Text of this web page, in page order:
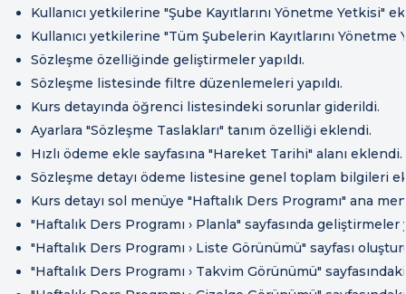
Kullanıcı yetkilerine "Şube Kayıtlarını Yönetme Yetkisi"
Kullanıcı yetkilerine "Tüm Şubelerin Kayıtlarını Yönetme
Sözleşme özelliğinde geliştirmeler yapıldı.
Sözleşme listesinde filtre düzenlemeleri yapıldı.
Kurs detayında öğrenci listesindeki sorunlar giderildi.
Ayarlara "Sözleşme Taslakları" tanım özelliği eklendi.
Hızlı ödeme ekle sayfasına "Hareket Tarihi" alanı eklendi.
Sözleşme detayı ödeme listesine genel toplam bilgileri
Kurs detayı sol menüye "Haftalık Ders Programı" ana
"Haftalık Ders Programı › Planla" sayfasında geliştirmeler
"Haftalık Ders Programı › Liste Görünümü" sayfası
"Haftalık Ders Programı › Takvim Görünümü"